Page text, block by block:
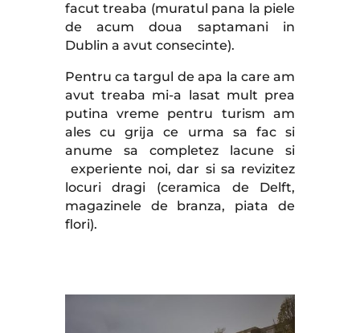
facut treaba (muratul pana la piele
de acum doua saptamani in
Dublin a avut consecinte).
Pentru ca targul de apa la care am
avut treaba mi-a lasat mult prea
putina vreme pentru turism am
ales cu grija ce urma sa fac si
anume sa completez lacune si
experiente noi, dar si sa revizitez
locuri dragi (ceramica de Delft,
magazinele de branza, piata de
flori).